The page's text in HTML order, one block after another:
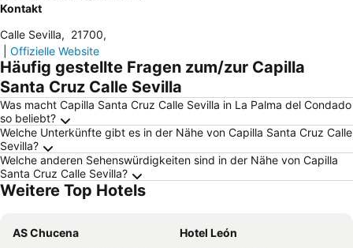
Kontakt
Calle Sevilla, 21700,
Offizielle Website
Häufig gestellte Fragen zum/zur Capilla
Santa Cruz Calle Sevilla
Was macht Capilla Santa Cruz Calle Sevilla in La Palma del Condado
so beliebt?
Welche Unterkünfte gibt es in der Nähe von Capilla Santa Cruz Calle
Sevilla?
Welche anderen Sehenswürdigkeiten sind in der Nähe von Capilla
Santa Cruz Calle Sevilla?
Weitere Top Hotels
AS Chucena
Hotel León